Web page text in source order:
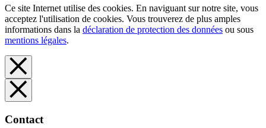
Ce site Internet utilise des cookies. En naviguant sur notre site, vous
acceptez l'utilisation de cookies. Vous trouverez de plus amples
informations dans la déclaration de protection des données ou sous
mentions légales.
Contact